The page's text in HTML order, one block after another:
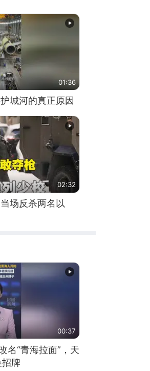
01:36
城河的真正原因
02:32
场反杀两名以
00:37
名“青海拉面”，天
牌